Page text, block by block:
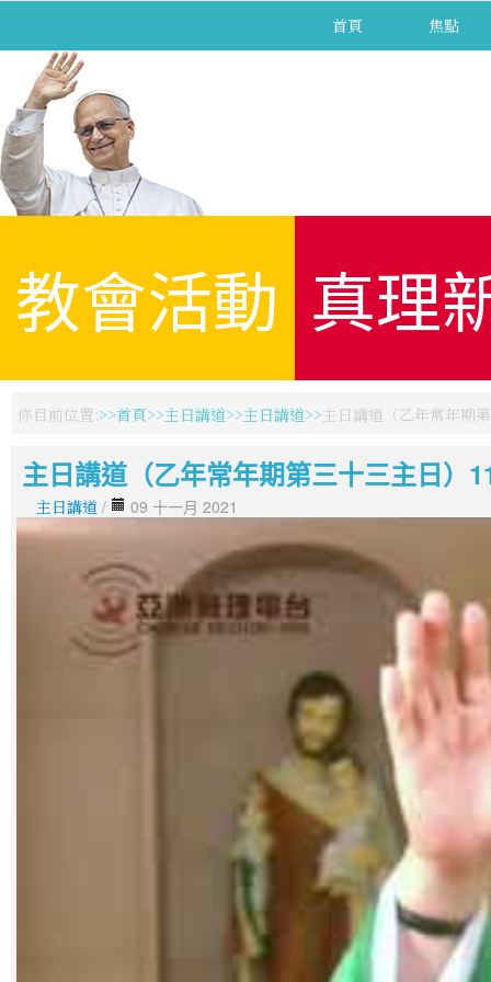
首頁 焦點
教會活動 真理
你目前位置: 首頁 主日講道 主日講道 主日講道（乙年常年期
主日講道（乙年常年期第三十三主日）
主日講道 / 09 十一月 2021